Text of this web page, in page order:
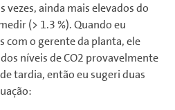
vezes, ainda mais elevados do
(> 1.3 %). Quando eu
com o gerente da planta, ele
níveis de CO2 provavelmente
tardia, então eu sugeri duas